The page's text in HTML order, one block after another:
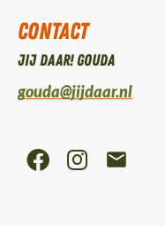
Contact
Jij daar! Gouda
gouda@jijdaar.nl